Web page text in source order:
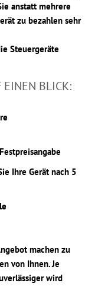
anstatt mehrere
zu bezahlen sehr
Steuergeräte
EINEN BLICK:
Ihre Gerät nach 5
machen zu
von Ihnen. Je
wird